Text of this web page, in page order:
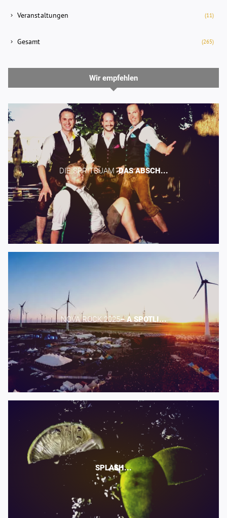
Veranstaltungen (11)
Gesamt (265)
Wir empfehlen
DIE SPRITBUAM -​DAS ABSCH...
NOVA ROCK 2025​– A SPOTLI...
SPLASH...